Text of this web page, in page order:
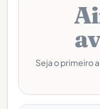
Seja o primeiro